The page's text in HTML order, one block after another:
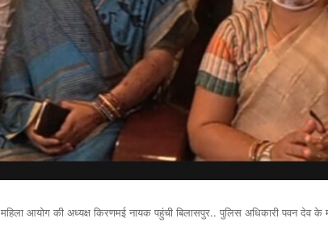
महिला आयोग की अध्यक्ष किरणमई नायक पहुंची बिलासपुर.. पुलिस अधिकारी पवन देव